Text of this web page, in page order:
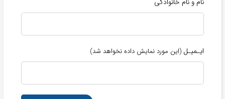
ایـمیـل (این مورد نمایش داده نخواهد شد)